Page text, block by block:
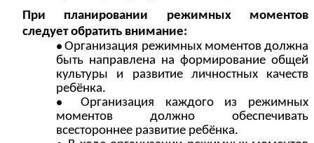
При планировании режимных моментов
следует обратить внимание:
Организация режимных моментов должна
быть направлена на формирование общей
культуры и развитие личностных качеств
ребёнка.
Организация каждого из режимных
моментов должно обеспечивать
всестороннее развитие ребёнка.